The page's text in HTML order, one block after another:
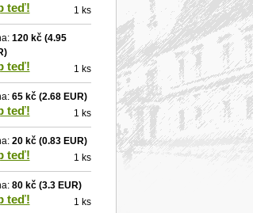
teď! 1 ks
120 kč(4.95
teď! 1 ks
65 kč(2.68 EUR)
teď! 1 ks
20 kč(0.83 EUR)
teď! 1 ks
80 kč(3.3 EUR)
teď! 1 ks